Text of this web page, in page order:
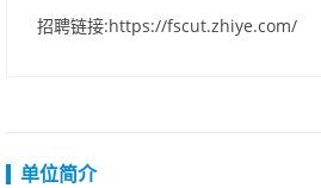
招聘链接:https://fscut.zhiye.com/
单位简介